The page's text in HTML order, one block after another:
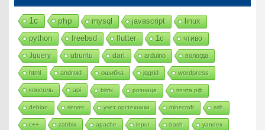
1с php mysql javascript linux
python freebsd flutter 1c чтиво
Jquery ubuntu dart arduino вологда
html android ошибка jqgrid wordpress
консоль api bitrix розница почта рф
debian server учет оргтехники minecraft ssh
c++ zabbix apache input bash yandex